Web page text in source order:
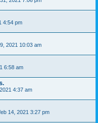
4:54 pm
2021 10:03 am
6:58 am
4:37 am
14, 2021 3:27 pm